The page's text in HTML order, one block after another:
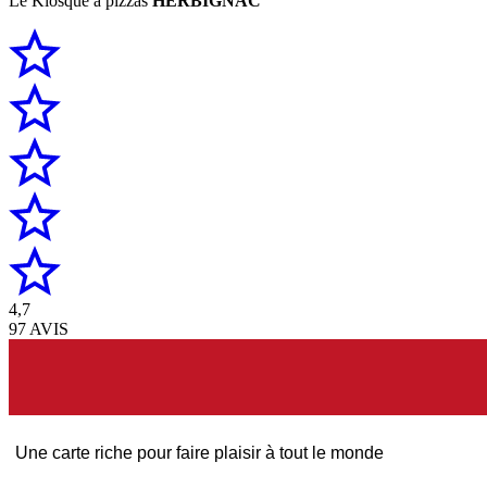
4,7
97 AVIS
Une carte riche pour faire plaisir à tout le monde